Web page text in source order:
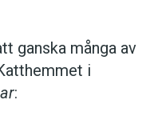
ganska många av
i
: